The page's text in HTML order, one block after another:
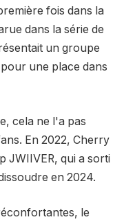
fois dans la
dans la série de
un groupe
une place dans
cela ne l'a pas
En 2022, Cherry
JWIIVER, qui a sorti
en 2024.
le